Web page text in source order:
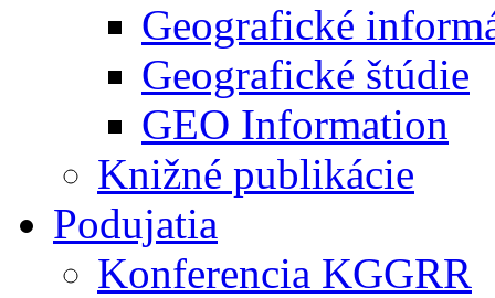
Geografické
Geografické štúdie
GEO Information
Knižné publikácie
Podujatia
Konferencia KGGRR